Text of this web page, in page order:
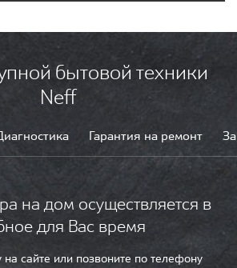
бытовой техники
Neff
Гарантия на ремонт
на дом осуществляется в
для Вас время
на сайте или позвоните по телефону